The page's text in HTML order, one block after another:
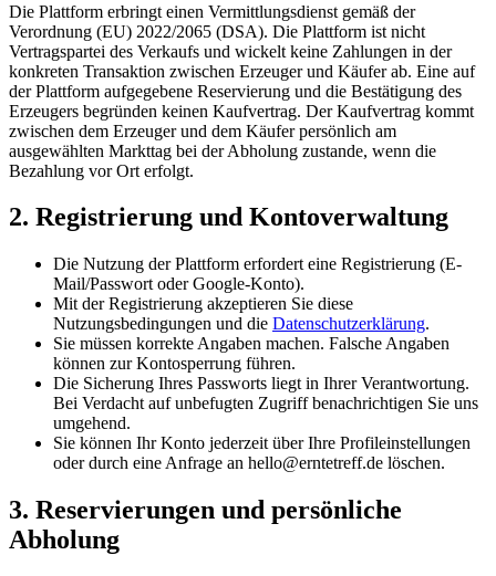
Die Plattform erbringt einen Vermittlungsdienst gemäß der
Verordnung (EU) 2022/2065 (DSA). Die Plattform ist nicht
Vertragspartei des Verkaufs und wickelt keine Zahlungen in der
konkreten Transaktion zwischen Erzeuger und Käufer ab. Eine auf
der Plattform aufgegebene Reservierung und die Bestätigung des
Erzeugers begründen keinen Kaufvertrag. Der Kaufvertrag kommt
zwischen dem Erzeuger und dem Käufer persönlich am
ausgewählten Markttag bei der Abholung zustande, wenn die
Bezahlung vor Ort erfolgt.
2. Registrierung und Kontoverwaltung
Die Nutzung der Plattform erfordert eine Registrierung (E-
Mail/Passwort oder Google-Konto).
Mit der Registrierung akzeptieren Sie diese
Nutzungsbedingungen und die Datenschutzerklärung.
Sie müssen korrekte Angaben machen. Falsche Angaben
können zur Kontosperrung führen.
Die Sicherung Ihres Passworts liegt in Ihrer Verantwortung.
Bei Verdacht auf unbefugten Zugriff benachrichtigen Sie uns
umgehend.
Sie können Ihr Konto jederzeit über Ihre Profileinstellungen
oder durch eine Anfrage an hello@erntetreff.de löschen.
3. Reservierungen und persönliche
Abholung